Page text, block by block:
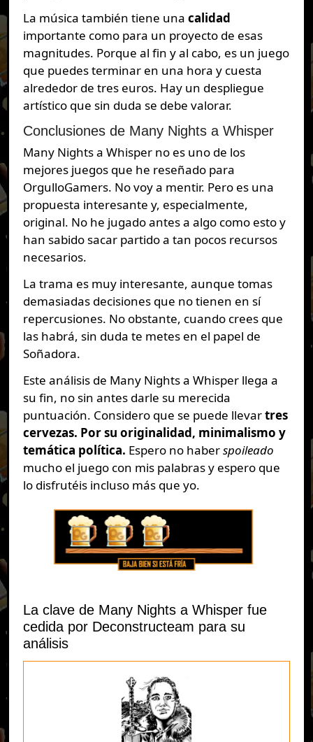
La música también tiene una calidad
importante como para un proyecto de esas
magnitudes. Porque al fin y al cabo, es un juego
que puedes terminar en una hora y cuesta
alrededor de tres euros. Hay un despliegue
artístico que sin duda se debe valorar.
Conclusiones de Many Nights a Whisper
Many Nights a Whisper no es uno de los
mejores juegos que he reseñado para
OrgulloGamers. No voy a mentir. Pero es una
propuesta interesante y, especialmente,
original. No he jugado antes a algo como esto y
han sabido sacar partido a tan pocos recursos
necesarios.
La trama es muy interesante, aunque tomas
demasiadas decisiones que no tienen en sí
repercusiones. No obstante, cuando crees que
las habrá, sin duda te metes en el papel de
Soñadora.
Este análisis de Many Nights a Whisper llega a
su fin, no sin antes darle su merecida
puntuación. Considero que se puede llevartres
cervezas. Por su originalidad, minimalismo y
temática política. Espero no haberspoileado
mucho el juego con mis palabras y espero que
lo disfrutéis incluso más que yo.
La clave de Many Nights a Whisper fue
cedida por Deconstructeam para su
análisis